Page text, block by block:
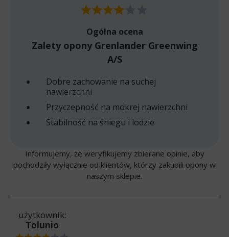
Ogólna ocena
Zalety opony Grenlander Greenwing
A/S
Dobre zachowanie na suchej
nawierzchni
Przyczepność na mokrej nawierzchni
Stabilność na śniegu i lodzie
Informujemy, że weryfikujemy zbierane opinie, aby
pochodziły wyłącznie od klientów, którzy zakupili opony w
naszym sklepie.
użytkownik:
Tolunio